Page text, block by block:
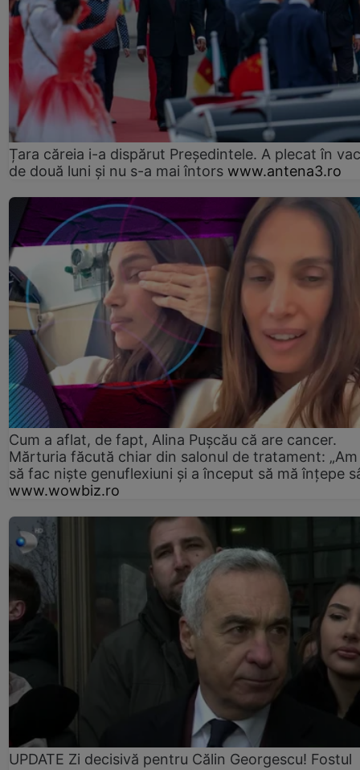
Țara căreia i-a dispărut Președintele. A plecat în
de două luni și nu s-a mai întors www.antena3.ro
Cum a aflat, de fapt, Alina Pușcău că are cancer.
Mărturia făcută chiar din salonul de tratament:
să fac niște genuflexiuni și a început să mă înțepe
www.wowbiz.ro
UPDATE Zi decisivă pentru Călin Georgescu! Fostul